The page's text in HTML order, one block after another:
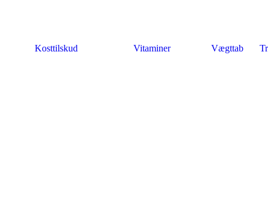
Kosttilskud Vitaminer Vægttab